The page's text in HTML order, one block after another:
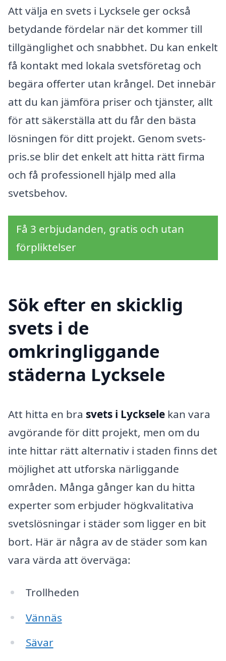
Att välja en svets i Lycksele ger också
betydande fördelar när det kommer till
tillgänglighet och snabbhet. Du kan enkelt
få kontakt med lokala svetsföretag och
begära offerter utan krångel. Det innebär
att du kan jämföra priser och tjänster, allt
för att säkerställa att du får den bästa
lösningen för ditt projekt. Genom svets-
pris.se blir det enkelt att hitta rätt firma
och få professionell hjälp med alla
svetsbehov.
Få 3 erbjudanden, gratis och utan
förpliktelser
Sök efter en skicklig
svets i de
omkringliggande
städerna Lycksele
Att hitta en bra svets i Lycksele kan vara
avgörande för ditt projekt, men om du
inte hittar rätt alternativ i staden finns det
möjlighet att utforska närliggande
områden. Många gånger kan du hitta
experter som erbjuder högkvalitativa
svetslösningar i städer som ligger en bit
bort. Här är några av de städer som kan
vara värda att överväga:
Trollheden
Vännäs
Sävar